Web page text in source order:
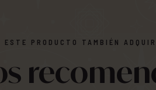
ESTE PRODUCTO TAMBIÉN